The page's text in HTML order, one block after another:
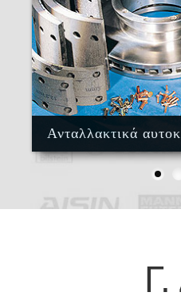
Ανταλλακτικά